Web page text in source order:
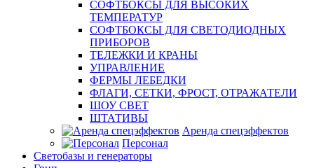
СОФТБОКСЫ ДЛЯ ВЫСОКИХ
ТЕМПЕРАТУР
СОФТБОКСЫ ДЛЯ СВЕТОДИОДНЫХ
ПРИБОРОВ
ТЕЛЕЖКИ И КРАНЫ
УПРАВЛЕНИЕ
ФЕРМЫ ЛЕБЕДКИ
ФЛАГИ, СЕТКИ, ФРОСТ, ОТРАЖАТЕЛИ
ШОУ СВЕТ
ШТАТИВЫ
Аренда спецэффектов
Персонал
Светобазы и генераторы